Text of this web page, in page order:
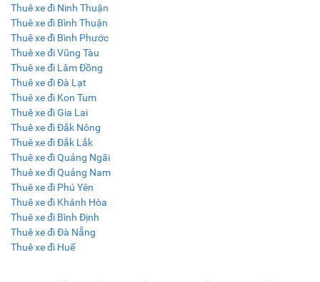
Thuê xe đi Ninh Thuận
Thuê xe đi Bình Thuận
Thuê xe đi Bình Phước
Thuê xe đi Vũng Tàu
Thuê xe đi Lâm Đồng
Thuê xe đi Đà Lạt
Thuê xe đi Kon Tum
Thuê xe đi Gia Lai
Thuê xe đi Đắk Nông
Thuê xe đi Đắk Lắk
Thuê xe đi Quảng Ngãi
Thuê xe đi Quảng Nam
Thuê xe đi Phú Yên
Thuê xe đi Khánh Hòa
Thuê xe đi Bình Định
Thuê xe đi Đà Nẵng
Thuê xe đi Huế